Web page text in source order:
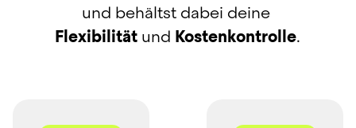
und behältst dabei deine
Flexibilität und Kostenkontrolle.